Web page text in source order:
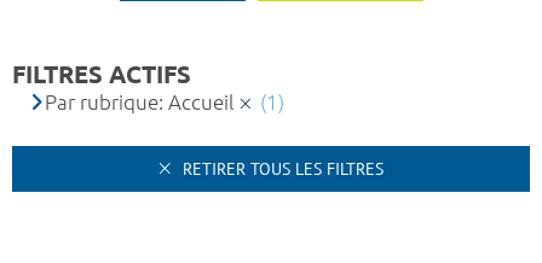
FILTRES ACTIFS
Par rubrique: Accueil (1)
RETIRER TOUS LES FILTRES